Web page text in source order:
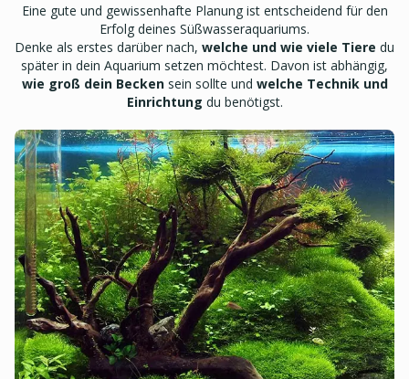
Eine gute und gewissenhafte Planung ist entscheidend für den
Erfolg deines Süßwasseraquariums.
Denke als erstes darüber nach, welche und wie viele Tiere du
später in dein Aquarium setzen möchtest. Davon ist abhängig,
wie groß dein Beckensein sollte und welche Technik und
Einrichtung du benötigst.